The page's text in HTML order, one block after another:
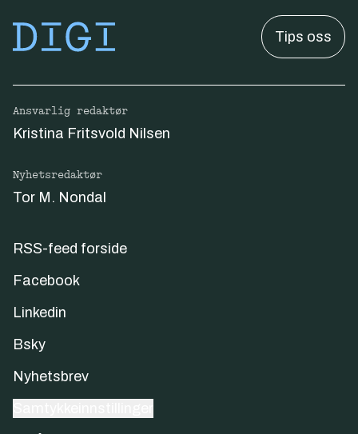
Tips oss
Ansvarlig redaktør
Kristina Fritsvold Nilsen
Nyhetsredaktør
Tor M. Nondal
RSS-feed forside
Facebook
Linkedin
Bsky
Nyhetsbrev